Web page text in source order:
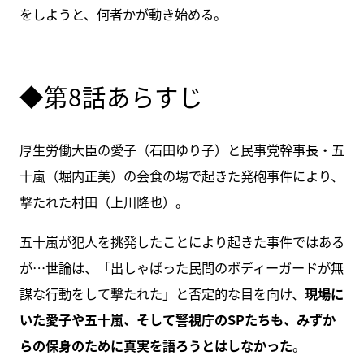
をしようと、何者かが動き始める。
◆第8話あらすじ
厚生労働大臣の愛子（石田ゆり子）と民事党幹事長・五
十嵐（堀内正美）の会食の場で起きた発砲事件により、
撃たれた村田（上川隆也）。
五十嵐が犯人を挑発したことにより起きた事件ではある
が…世論は、「出しゃばった民間のボディーガードが無
謀な行動をして撃たれた」と否定的な目を向け、 現場に
いた愛子や五十嵐、そして警視庁のSPたちも、みずか
らの保身のために真実を語ろうとはしなかった。